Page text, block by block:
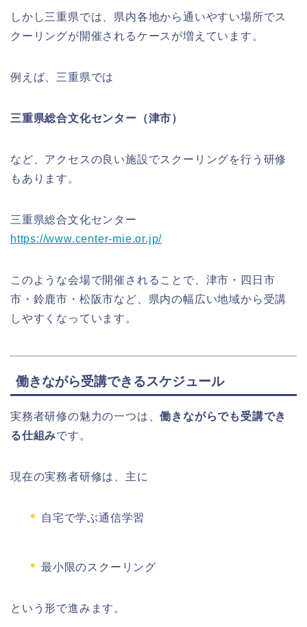
しかし三重県では、県内各地から通いやすい場所でス
クーリングが開催されるケースが増えています。
例えば、三重県では
三重県総合文化センター（津市）
など、アクセスの良い施設でスクーリングを行う研修
もあります。
三重県総合文化センター
https://www.center-mie.or.jp/
このような会場で開催されることで、津市・四日市
市・鈴鹿市・松阪市など、県内の幅広い地域から受講
しやすくなっています。
働きながら受講できるスケジュール
実務者研修の魅力の一つは、働きながらでも受講でき
る仕組みです。
現在の実務者研修は、主に
自宅で学ぶ通信学習
最小限のスクーリング
という形で進みます。